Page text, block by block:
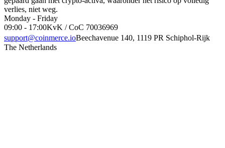
verlies, niet weg.
Monday - Friday
09:00 - 17:00KvK / CoC 70036969
support@coinmerce.ioBeechavenue 140, 1119 PR Schiphol-Rijk
The Netherlands